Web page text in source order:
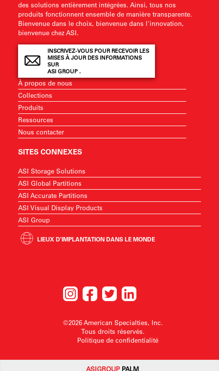
ASIGROUP PALM
des solutions entièrement intégrées. Ainsi, tous nos
produits fonctionnent ensemble de manière transparente.
Bienvenue dans le choix, bienvenue dans l'innovation,
bienvenue chez ASI.
INSCRIVEZ-VOUS POUR RECEVOIR LES
MISES À JOUR DES INFORMATIONS
SUR
ASI GROUP .
À propos de nous
Collections
Produits
Ressources
Nous contacter
SITES CONNEXES
ASI Storage Solutions
ASI Global Partitions
ASI Accurate Partitions
ASI Visual Display Products
ASI Group
LIEUX D'IMPLANTATION DANS LE MONDE
©2026 American Specialties, Inc.
Tous droits réservés.
Politique de confidentialité